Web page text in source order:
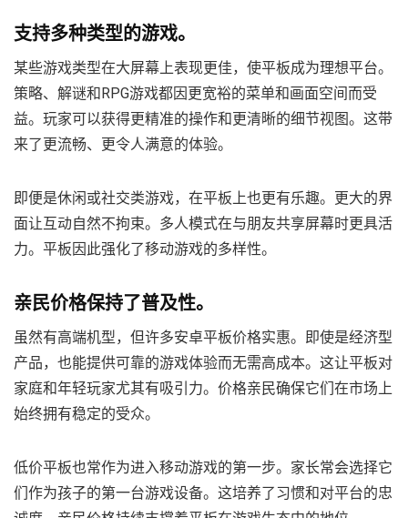
支持多种类型的游戏。
某些游戏类型在大屏幕上表现更佳，使平板成为理想平台。
策略、解谜和RPG游戏都因更宽裕的菜单和画面空间而受
益。玩家可以获得更精准的操作和更清晰的细节视图。这带
来了更流畅、更令人满意的体验。
即便是休闲或社交类游戏，在平板上也更有乐趣。更大的界
面让互动自然不拘束。多人模式在与朋友共享屏幕时更具活
力。平板因此强化了移动游戏的多样性。
亲民价格保持了普及性。
虽然有高端机型，但许多安卓平板价格实惠。即使是经济型
产品，也能提供可靠的游戏体验而无需高成本。这让平板对
家庭和年轻玩家尤其有吸引力。价格亲民确保它们在市场上
始终拥有稳定的受众。
低价平板也常作为进入移动游戏的第一步。家长常会选择它
们作为孩子的第一台游戏设备。这培养了习惯和对平台的忠